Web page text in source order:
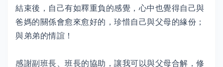
結束後，自己有如釋重負的感覺，心中也覺得自己與
爸媽的關係會愈來愈好的，珍惜自己與父母的緣份；
與弟弟的情誼！
感謝副班長、班長的協助，讓我可以與父母合解，修